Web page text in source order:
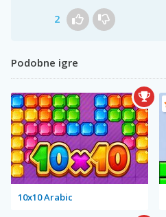
2
Podobne igre
10x10 Arabic